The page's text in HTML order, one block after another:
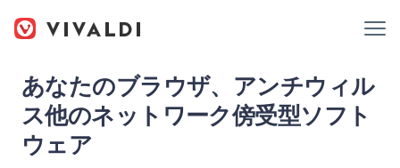
あなたのブラウザ、アンチウィル
ス他のネットワーク傍受型ソフト
ウェア